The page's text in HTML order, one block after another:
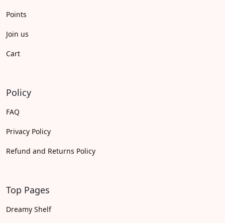
Points
Join us
Cart
Policy
FAQ
Privacy Policy
Refund and Returns Policy
Top Pages
Dreamy Shelf